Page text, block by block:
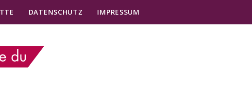
DATENSCHUTZ IMPRESSUM